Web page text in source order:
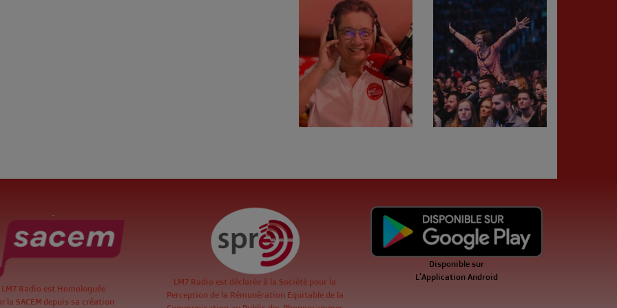
LM7 Radio est Homologuée
la SACEM depuis sa création
LM7 Radio est déclarée à la Société pour la
Perception de la Rémunération Equitable de la
Disponible sur
L'Application Android